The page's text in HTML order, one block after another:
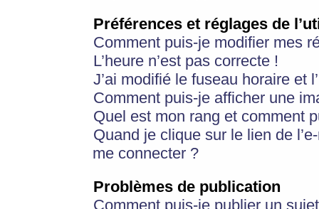
Préférences et réglages de
Comment puis-je modifier mes
L’heure n’est pas correcte !
J’ai modifié le fuseau horaire et
Comment puis-je afficher une
Quel est mon rang et comment
Quand je clique sur le lien de
me connecter ?
Problèmes de publication
Comment puis-je publier un